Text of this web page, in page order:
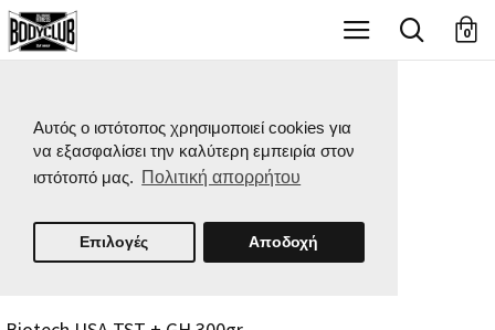
Αυτός ο ιστότοπος χρησιμοποιεί cookies για
να εξασφαλίσει την καλύτερη εμπειρία στον
ιστότοπό μας. Πολιτική απορρήτου
X
Επιλογές Αποδοχή
0